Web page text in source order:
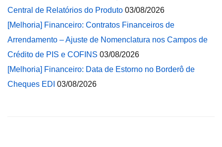
Central de Relatórios do Produto 03/08/2026
[Melhoria] Financeiro: Contratos Financeiros de
Arrendamento – Ajuste de Nomenclatura nos Campos de
Crédito de PIS e COFINS 03/08/2026
[Melhoria] Financeiro: Data de Estorno no Borderô de
Cheques EDI 03/08/2026